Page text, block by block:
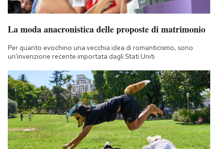
La moda anacronistica delle proposte di matrimonio
Per quanto evochino una vecchia idea di romanticismo, sono
un'invenzione recente importata dagli Stati Uniti